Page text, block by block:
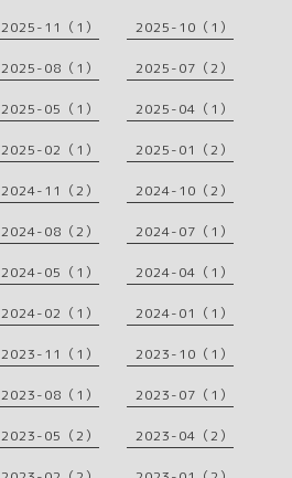
2025-11（1） 2025-10（1）
2025-08（1） 2025-07（2）
2025-05（1） 2025-04（1）
2025-02（1） 2025-01（2）
2024-11（2） 2024-10（2）
2024-08（2） 2024-07（1）
2024-05（1） 2024-04（1）
2024-02（1） 2024-01（1）
2023-11（1） 2023-10（1）
2023-08（1） 2023-07（1）
2023-05（2） 2023-04（2）